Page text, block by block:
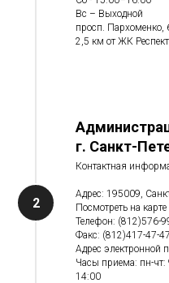
Вс – Выходной
просп. Пархоменко,
2,5 км от ЖК Респект
г. Санкт-
Контактная
Адрес: 195009,
Посмотреть на карте
Телефон: (812)576-
Факс: (812)417-47-47
Адрес электронной
Часы приема: пн-чт:
14:00